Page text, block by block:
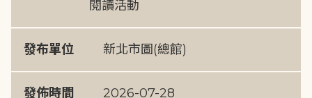
閱讀活動
發布單位 新北市圖(總館)
發佈時間 2026-07-28